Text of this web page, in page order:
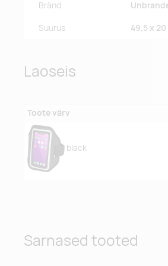
Bränd
Suurus 49,5 x
Laoseis
Toote värv
black
Sarnased tooted